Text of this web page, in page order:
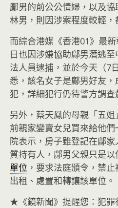
鄺男的前公公情婦，以及
林男，則因涉案程度較輕，
而綜合港媒《香港01》最
日也因涉嫌協助鄺男潛逃
法人員逮捕，並於今天（7
悉，該名女子是鄺男好友
犯，詳細犯行仍待警方調查
另外，蔡天鳳的母親「五
前親家變賣女兒買來給他
院表示，房子雖登記在鄺
質持有人，鄺男父親只是
單位 ，要求法庭頒令，禁
出租、處置和轉讓該單位。
★《鏡新聞》提醒您：犯罪